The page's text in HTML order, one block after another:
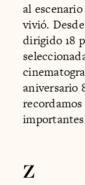
al
vivió.
dirigido 18
aniversario
Z